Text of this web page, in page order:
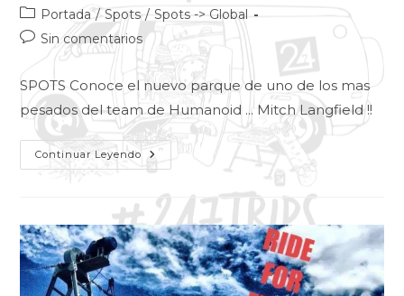
Portada / Spots / Spots -> Global
Sin comentarios
SPOTS Conoce el nuevo parque de uno de los mas
pesados del team de Humanoid ... Mitch Langfield !!
Continuar Leyendo